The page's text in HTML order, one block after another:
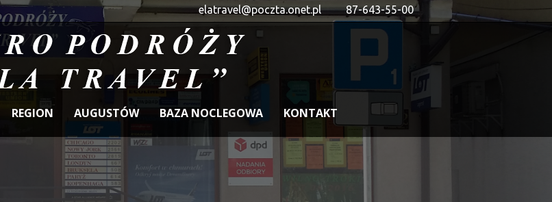
elatravel@poczta.onet.pl 87-643-55-00
REGION AUGUSTÓW BAZA NOCLEGOWA KONTAKT